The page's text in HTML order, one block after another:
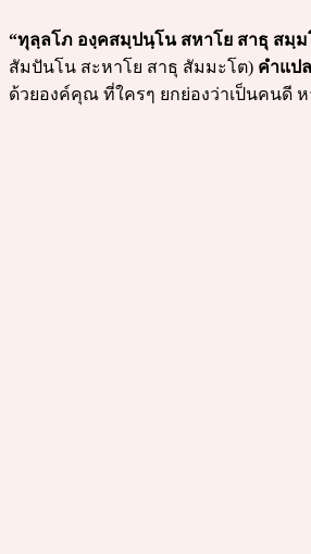
“ทุลฺลโภ องฺคสมฺปนฺโน สหาโย สาธุ สมฺม
สัมปันโน สะหาโย สาธุ สัมมะโต) คำแป
ด้วยองค์คุณ ที่ใครๆ ยกย่องว่าเป็นคนดี ห